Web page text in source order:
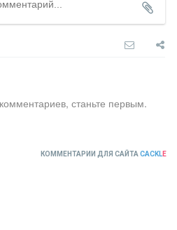
станьте первым.
КОММЕНТАРИИ ДЛЯ САЙТА CACKLE